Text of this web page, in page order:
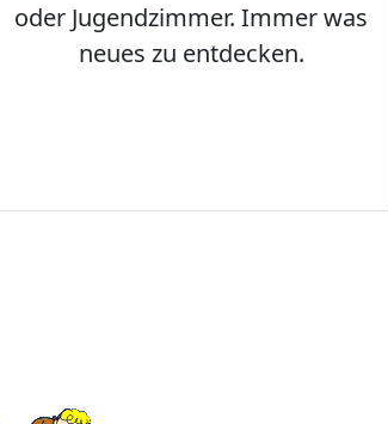
oder Jugendzimmer. Immer was
neues zu entdecken.